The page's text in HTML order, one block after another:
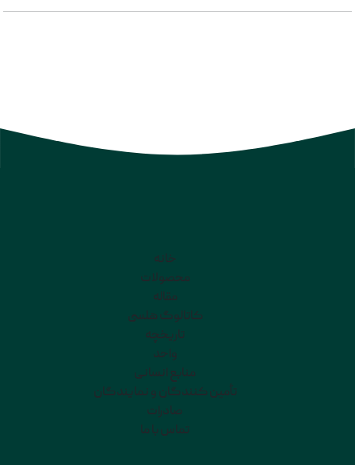
خانه
محصولات
مقاله
کاتالوگ هلسی
تاریخچه
واحد
منابع انسانی
تأمین کنندگان و نمایندگان
صادرات
تماس با ما